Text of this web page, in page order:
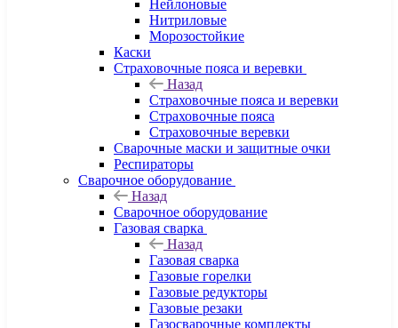
Нейлоновые
Нитриловые
Морозостойкие
Каски
Страховочные пояса и веревки
Назад
Страховочные пояса и веревки
Страховочные пояса
Страховочные веревки
Сварочные маски и защитные очки
Респираторы
Сварочное оборудование
Назад
Сварочное оборудование
Газовая сварка
Назад
Газовая сварка
Газовые горелки
Газовые редукторы
Газовые резаки
Газосварочные комплекты